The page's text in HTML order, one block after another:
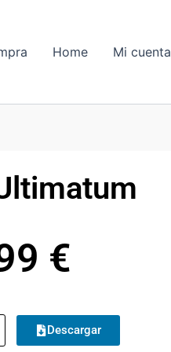
Home Mi cuenta
€
Descargar